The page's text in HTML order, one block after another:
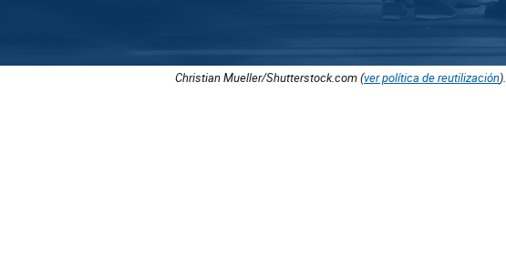
Christian Mueller/Shutterstock.com (ver política de reutilización).